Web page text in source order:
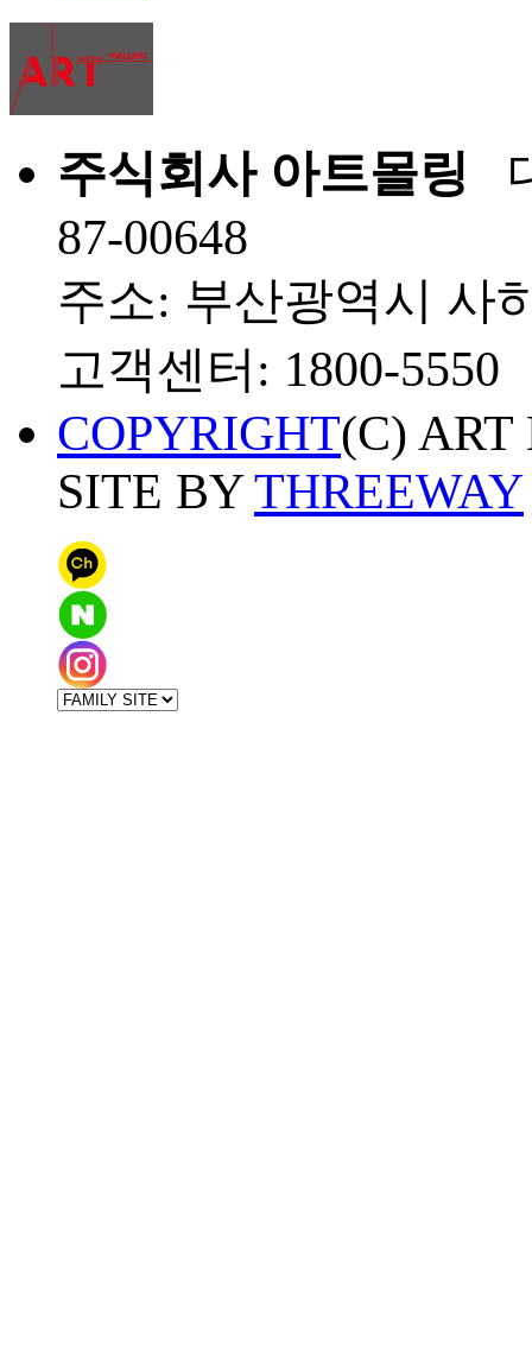
주식회사 아트몰링
87-00648
주소: 부산광역시 사
고객센터: 1800-5550
COPYRIGHT(C)
SITE BYTHREEWAY